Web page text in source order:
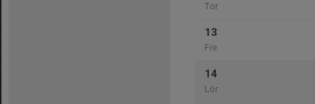
Tor
13
Fre
14
Lör